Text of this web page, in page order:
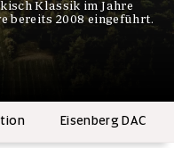
Klassik im Jahre
bereits 2008 eingeführt.
Eisenberg DAC